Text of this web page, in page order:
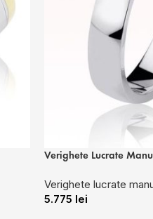
Verighete Lucrate
Verighete lucrate
5.775 lei